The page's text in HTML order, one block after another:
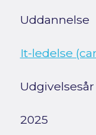
Uddannelse
It-ledelse
Udgivelsesår
2025